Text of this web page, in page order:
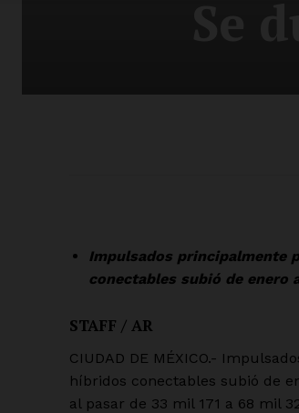
Impulsados principalmente
conectables subió de enero
STAFF / AR
CIUDAD DE MÉXICO.-
híbridos conectables subió de
al pasar de 33 mil 171 a 68 mil